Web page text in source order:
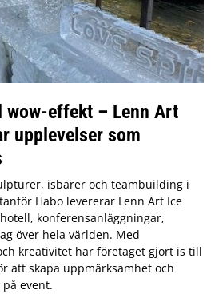
wow-effekt – Lenn Art
upplevelser som
isbarer och teambuilding i
Habo levererar Lenn Art Ice
konferensanläggningar,
över hela världen. Med
kreativitet har företaget gjort is till
att skapa uppmärksamhet och
event.